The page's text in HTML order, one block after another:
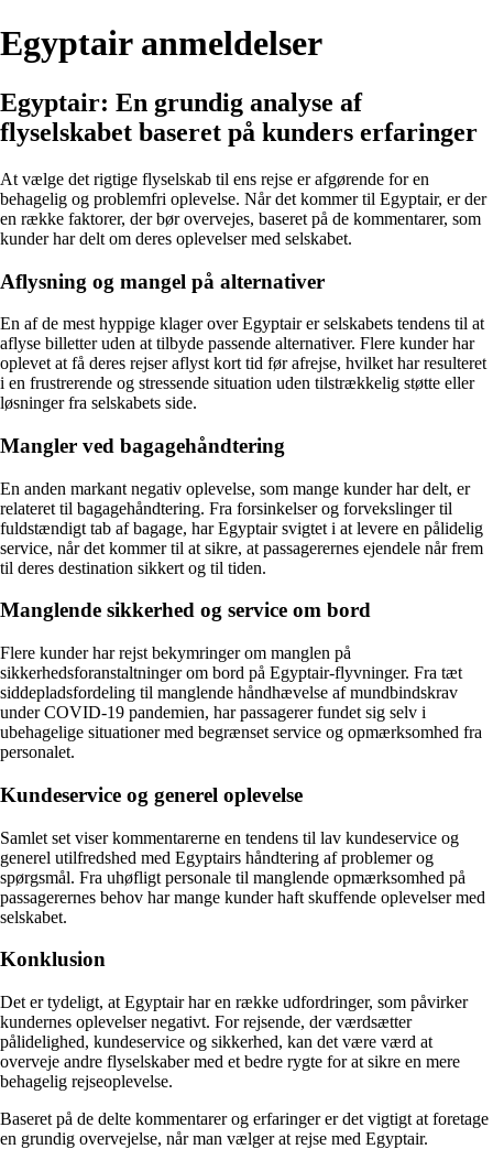
Egyptair anmeldelser
Egyptair: En grundig analyse af
flyselskabet baseret på kunders erfaringer
At vælge det rigtige flyselskab til ens rejse er afgørende for en
behagelig og problemfri oplevelse. Når det kommer til Egyptair, er der
en række faktorer, der bør overvejes, baseret på de kommentarer, som
kunder har delt om deres oplevelser med selskabet.
Aflysning og mangel på alternativer
En af de mest hyppige klager over Egyptair er selskabets tendens til at
aflyse billetter uden at tilbyde passende alternativer. Flere kunder har
oplevet at få deres rejser aflyst kort tid før afrejse, hvilket har resulteret
i en frustrerende og stressende situation uden tilstrækkelig støtte eller
løsninger fra selskabets side.
Mangler ved bagagehåndtering
En anden markant negativ oplevelse, som mange kunder har delt, er
relateret til bagagehåndtering. Fra forsinkelser og forvekslinger til
fuldstændigt tab af bagage, har Egyptair svigtet i at levere en pålidelig
service, når det kommer til at sikre, at passagerernes ejendele når frem
til deres destination sikkert og til tiden.
Manglende sikkerhed og service om bord
Flere kunder har rejst bekymringer om manglen på
sikkerhedsforanstaltninger om bord på Egyptair-flyvninger. Fra tæt
siddepladsfordeling til manglende håndhævelse af mundbindskrav
under COVID-19 pandemien, har passagerer fundet sig selv i
ubehagelige situationer med begrænset service og opmærksomhed fra
personalet.
Kundeservice og generel oplevelse
Samlet set viser kommentarerne en tendens til lav kundeservice og
generel utilfredshed med Egyptairs håndtering af problemer og
spørgsmål. Fra uhøfligt personale til manglende opmærksomhed på
passagerernes behov har mange kunder haft skuffende oplevelser med
selskabet.
Konklusion
Det er tydeligt, at Egyptair har en række udfordringer, som påvirker
kundernes oplevelser negativt. For rejsende, der værdsætter
pålidelighed, kundeservice og sikkerhed, kan det være værd at
overveje andre flyselskaber med et bedre rygte for at sikre en mere
behagelig rejseoplevelse.
Baseret på de delte kommentarer og erfaringer er det vigtigt at foretage
en grundig overvejelse, når man vælger at rejse med Egyptair.